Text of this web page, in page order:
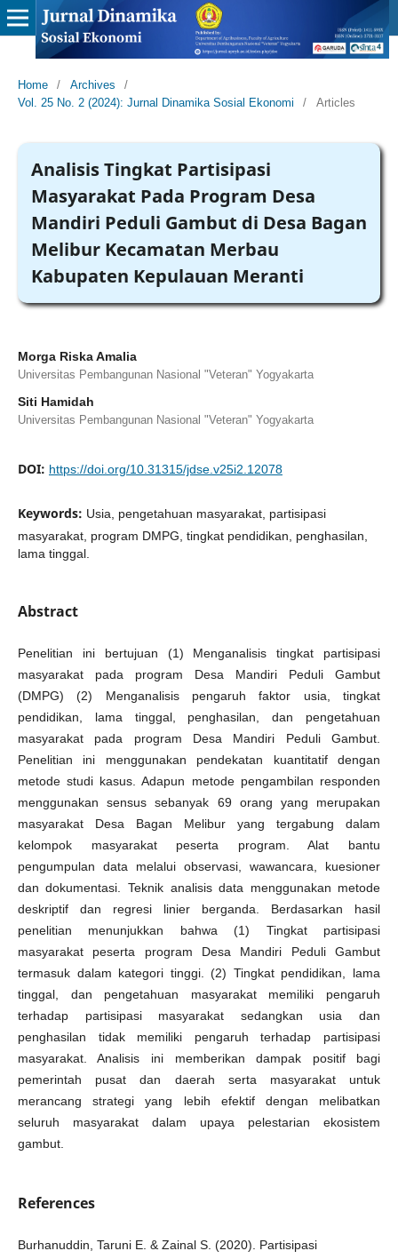
Home / Archives
/
Vol. 25 No. 2 (2024): Jurnal Dinamika Sosial Ekonomi
/ Articles
Analisis Tingkat Partisipasi
Masyarakat Pada Program Desa
Mandiri Peduli Gambut di Desa Bagan
Melibur Kecamatan Merbau
Kabupaten Kepulauan Meranti
Morga Riska Amalia
Universitas Pembangunan Nasional "Veteran" Yogyakarta
Siti Hamidah
Universitas Pembangunan Nasional "Veteran" Yogyakarta
DOI: https://doi.org/10.31315/jdse.v25i2.12078
Keywords: Usia, pengetahuan masyarakat, partisipasi
masyarakat, program DMPG, tingkat pendidikan, penghasilan,
lama tinggal.
Abstract
Penelitian ini bertujuan (1) Menganalisis tingkat partisipasi
masyarakat pada program Desa Mandiri Peduli Gambut
(DMPG) (2) Menganalisis pengaruh faktor usia, tingkat
pendidikan, lama tinggal, penghasilan, dan pengetahuan
masyarakat pada program Desa Mandiri Peduli Gambut.
Penelitian ini menggunakan pendekatan kuantitatif dengan
metode studi kasus. Adapun metode pengambilan responden
menggunakan sensus sebanyak 69 orang yang merupakan
masyarakat Desa Bagan Melibur yang tergabung dalam
kelompok masyarakat peserta program. Alat bantu
pengumpulan data melalui observasi, wawancara, kuesioner
dan dokumentasi. Teknik analisis data menggunakan metode
deskriptif dan regresi linier berganda. Berdasarkan hasil
penelitian menunjukkan bahwa (1) Tingkat partisipasi
masyarakat peserta program Desa Mandiri Peduli Gambut
termasuk dalam kategori tinggi. (2) Tingkat pendidikan, lama
tinggal, dan pengetahuan masyarakat memiliki pengaruh
terhadap partisipasi masyarakat sedangkan usia dan
penghasilan tidak memiliki pengaruh terhadap partisipasi
masyarakat. Analisis ini memberikan dampak positif bagi
pemerintah pusat dan daerah serta masyarakat untuk
merancang strategi yang lebih efektif dengan melibatkan
seluruh masyarakat dalam upaya pelestarian ekosistem
gambut.
References
Burhanuddin, Taruni E. & Zainal S. (2020). Partisipasi